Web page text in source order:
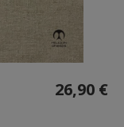
26,90 €